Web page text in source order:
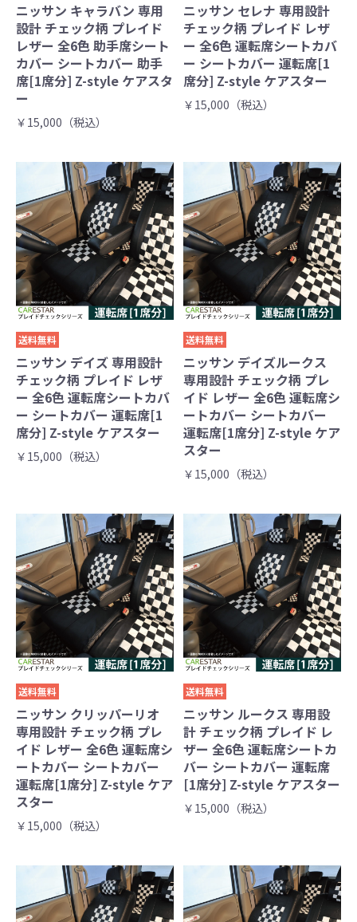
ニッサン キャラバン 専用
設計 チェック柄 プレイド
レザー 全6色 助手席シート
カバー シートカバー 助手
席[1席分] Z-style ケアスタ
ー
￥15,000（税込）
ニッサン セレナ 専用設計
チェック柄 プレイド レザ
ー 全6色 運転席シートカバ
ー シートカバー 運転席[1
席分] Z-style ケアスター
￥15,000（税込）
送料無料
ニッサン デイズ 専用設計
チェック柄 プレイド レザ
ー 全6色 運転席シートカバ
ー シートカバー 運転席[1
席分] Z-style ケアスター
￥15,000（税込）
送料無料
ニッサン デイズルークス
専用設計 チェック柄 プレ
イド レザー 全6色 運転席シ
ートカバー シートカバー
運転席[1席分] Z-style ケア
スター
￥15,000（税込）
送料無料
ニッサン クリッパーリオ
専用設計 チェック柄 プレ
イド レザー 全6色 運転席シ
ートカバー シートカバー
運転席[1席分] Z-style ケア
スター
￥15,000（税込）
送料無料
ニッサン ルークス 専用設
計 チェック柄 プレイド レ
ザー 全6色 運転席シートカ
バー シートカバー 運転席
[1席分] Z-style ケアスター
￥15,000（税込）